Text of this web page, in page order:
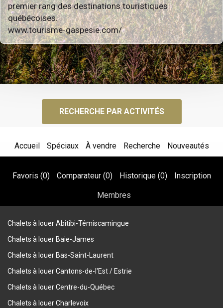
premier rang des destinations touristiques
québécoises.
www.tourisme-gaspesie.com/
RECHERCHE PAR ACTIVITÉS
Accueil Spéciaux À vendre Recherche Nouveautés
Favoris (0) Comparateur (0) Historique (0) Inscription
Membres
Chalets à louer Abitibi-Témiscamingue
Chalets à louer Baie-James
Chalets à louer Bas-Saint-Laurent
Chalets à louer Cantons-de-l'Est / Estrie
Chalets à louer Centre-du-Québec
Chalets à louer Charlevoix